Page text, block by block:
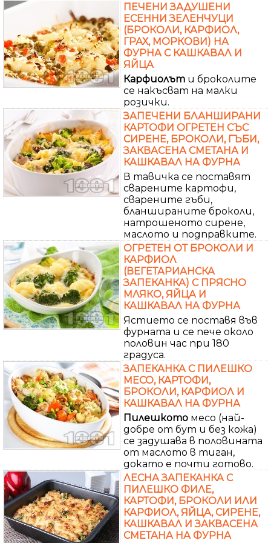
ПЕЧЕНИ ЗАДУШЕНИ
ЕСЕННИ ЗЕЛЕНЧУЦИ
(БРОКОЛИ, КАРФИОЛ,
ГРАХ, МОРКОВИ) НА
ФУРНА С КАШКАВАЛ И
ЯЙЦА
Карфиолът и броколите
се накъсват на малки
розички.
ЗАПЕЧЕНИ БЛАНШИРАНИ
КАРТОФИ ОГРЕТЕН СЪС
СИРЕНЕ, БРОКОЛИ, ГЪБИ,
ЗАКВАСЕНА СМЕТАНА И
КАШКАВАЛ НА ФУРНА
В тавичка се поставят
сварените картофи,
сварените гъби,
бланшираните броколи,
натрошеното сирене,
маслото и подправките.
ОГРЕТЕН ОТ БРОКОЛИ И
КАРФИОЛ
(ВЕГЕТАРИАНСКА
ЗАПЕКАНКА) С ПРЯСНО
МЛЯКО, ЯЙЦА И
КАШКАВАЛ НА ФУРНА
Ястието се поставя във
фурната и се пече около
половин час при 180
градуса.
ЗАПЕКАНКА С ПИЛЕШКО
МЕСО, КАРТОФИ,
БРОКОЛИ, КАРФИОЛ И
КАШКАВАЛ НА ФУРНА
Пилешкото месо (най-
добре от бут и без кожа)
се задушава в половината
от маслото в тиган,
докато е почти готово.
ЛЕСНА ЗАПЕКАНКА С
ПИЛЕШКО ФИЛЕ,
КАРТОФИ, БРОКОЛИ ИЛИ
КАРФИОЛ, ЯЙЦА, СИРЕНЕ,
КАШКАВАЛ И ЗАКВАСЕНА
СМЕТАНА НА ФУРНА